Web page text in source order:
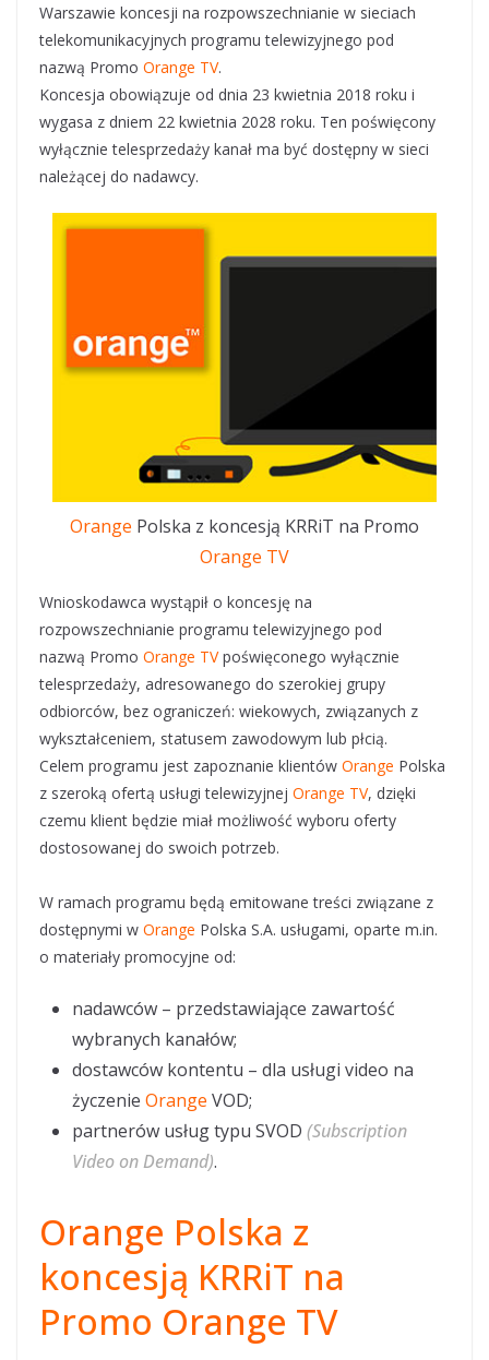
Warszawie koncesji na rozpowszechnianie w sieciach
telekomunikacyjnych programu telewizyjnego pod
nazwą Promo Orange TV.
Koncesja obowiązuje od dnia 23 kwietnia 2018 roku i
wygasa z dniem 22 kwietnia 2028 roku. Ten poświęcony
wyłącznie telesprzedaży kanał ma być dostępny w sieci
należącej do nadawcy.
Orange Polska z koncesją KRRiT na Promo
Orange TV
Wnioskodawca wystąpił o koncesję na
rozpowszechnianie programu telewizyjnego pod
nazwą Promo Orange TVpoświęconego wyłącznie
telesprzedaży, adresowanego do szerokiej grupy
odbiorców, bez ograniczeń: wiekowych, związanych z
wykształceniem, statusem zawodowym lub płcią.
Celem programu jest zapoznanie klientów Orange Polska
z szeroką ofertą usługi telewizyjnej Orange TV, dzięki
czemu klient będzie miał możliwość wyboru oferty
dostosowanej do swoich potrzeb.
W ramach programu będą emitowane treści związane z
dostępnymi w Orange Polska S.A. usługami, oparte m.in.
o materiały promocyjne od:
nadawców – przedstawiające zawartość
wybranych kanałów;
dostawców kontentu – dla usługi video na
życzenie Orange VOD;
partnerów usług typu SVOD (Subscription
Video on Demand).
Orange Polska z
koncesją KRRiT na
Promo Orange TV